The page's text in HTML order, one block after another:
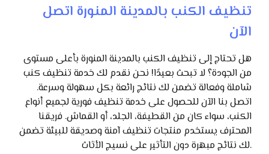
تنظيف الكنب بالمدينة المنورة اتصل
الآن
هل تحتاج إلى تنظيف الكنب بالمدينة المنورة بأعلى مستوى
من الجودة؟ لا تبحث بعيدًا! نحن نقدم لك خدمة تنظيف كنب
شاملة وفعالة تضمن لك نتائج رائعة بكل سهولة وسرعة.
اتصل بنا الآن للحصول على خدمة تنظيف فورية لجميع أنواع
الكنب، سواء كان من القطيفة، الجلد، أو القماش. فريقنا
المحترف يستخدم منتجات تنظيف آمنة وصديقة للبيئة تضمن
لك نتائج مبهرة دون التأثير على نسيج الأثاث.